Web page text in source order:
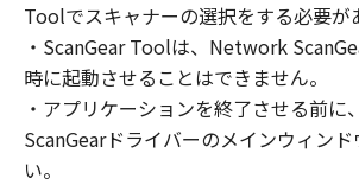
２．制限
(1) お客様は、再使用許諾、譲渡、
布、リースもしくは貸与その他の
第三者に「本ソフトウェア」を使
はできません。
Toolでスキャナーの選択をする必要が
・ScanGear Toolは、Network
時に起動させることはできません。
・アプリケーションを終了させる前
ScanGearドライバーのメインウィン
い。